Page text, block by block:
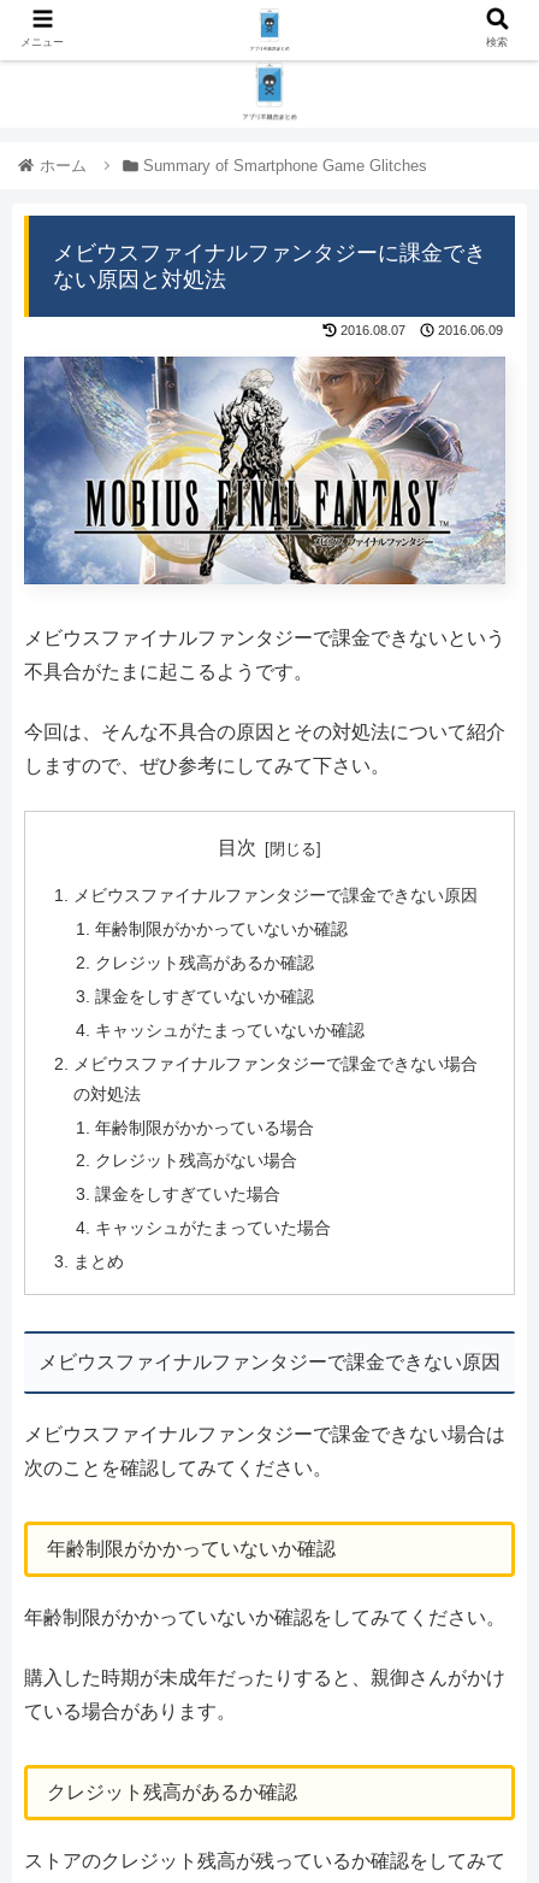
ホーム Summary of Smartphone Game Glitches
メビウスファイナルファンタジーに課金でき
ない原因と対処法
2016.08.07 2016.06.09
メビウスファイナルファンタジーで課金できないという
不具合がたまに起こるようです。
今回は、そんな不具合の原因とその対処法について紹介
しますので、ぜひ参考にしてみて下さい。
目次
メビウスファイナルファンタジーで課金できない原因
年齢制限がかかっていないか確認
クレジット残高があるか確認
課金をしすぎていないか確認
キャッシュがたまっていないか確認
メビウスファイナルファンタジーで課金できない場合
の対処法
年齢制限がかかっている場合
クレジット残高がない場合
課金をしすぎていた場合
キャッシュがたまっていた場合
まとめ
メビウスファイナルファンタジーで課金できない原因
メビウスファイナルファンタジーで課金できない場合は
次のことを確認してみてください。
年齢制限がかかっていないか確認
年齢制限がかかっていないか確認をしてみてください。
購入した時期が未成年だったりすると、親御さんがかけ
ている場合があります。
クレジット残高があるか確認
ストアのクレジット残高が残っているか確認をしてみて
メニュー 検索